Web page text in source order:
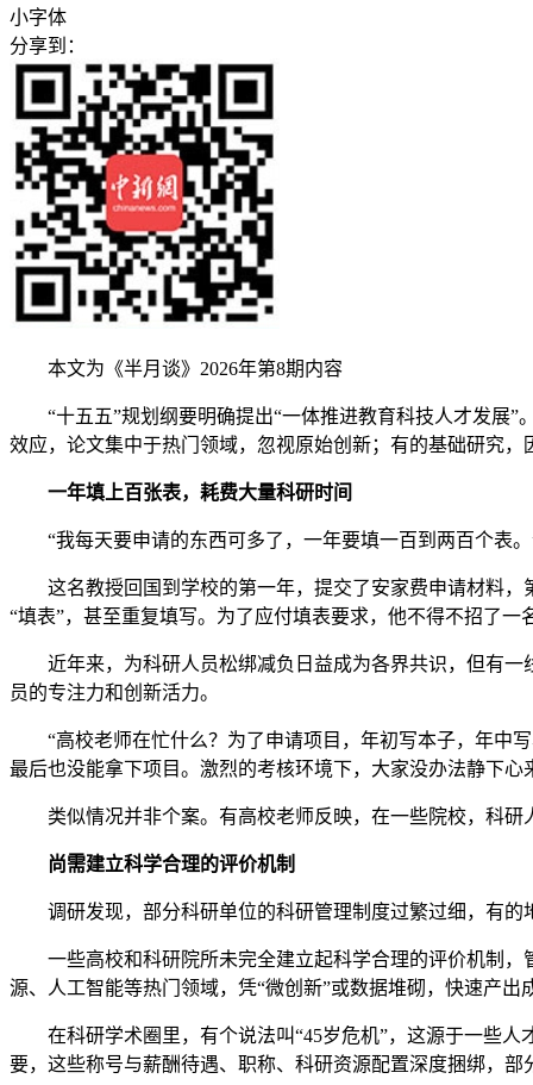
小字体
分享到：
本文为《半月谈》2026年第8期内容
“十五五”规划纲要明确提出“一体推进教育科技人才发展”
效应，论文集中于热门领域，忽视原始创新；有的基础研究
一年填上百张表， 耗费大量科研时间
“我每天要申请的东西可多了，一年要填一百到两百个表。
这名教授回国到学校的第一年，提交了安家费申请材料，
“填表”，甚至重复填写。为了应付填表要求，他不得不招了一
近年来，为科研人员松绑减负日益成为各界共识，但有一
员的专注力和创新活力。
“高校老师在忙什么？为了申请项目，年初写本子，年中写
最后也没能拿下项目。激烈的考核环境下，大家没办法静下心
类似情况并非个案。有高校老师反映，在一些院校，科研
尚需建立科学合理的评价机制
调研发现，部分科研单位的科研管理制度过繁过细，有的
一些高校和科研院所未完全建立起科学合理的评价机制，
源、人工智能等热门领域，凭“微创新”或数据堆砌，快速产
在科研学术圈里，有个说法叫“45岁危机”，这源于一些人
要，这些称号与薪酬待遇、职称、科研资源配置深度捆绑，部